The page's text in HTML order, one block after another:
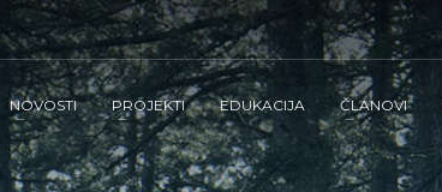
NOVOSTI PROJEKTI EDUKACIJA ČLANOVI